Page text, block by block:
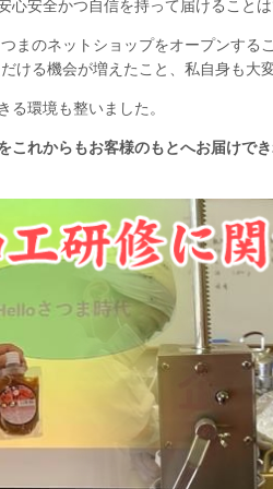
安全かつ自信を持って届けることは
のネットショップをオープンする
る機会が増えたこと、私自身も大
環境も整いました。
これからもお客様のもとへお届けで